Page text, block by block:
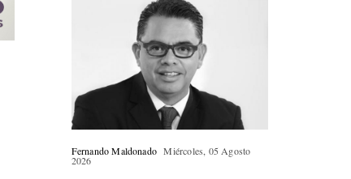
Fernando Maldonado Miércoles, 05 Agosto
2026